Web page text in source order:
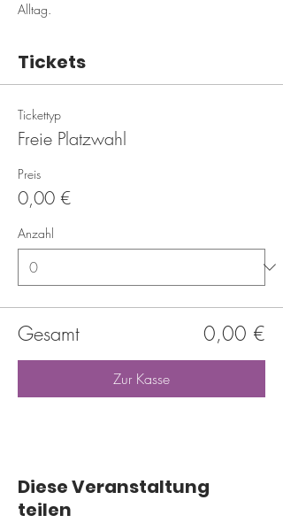
Alltag.
Tickets
Tickettyp
Freie Platzwahl
Preis
0,00 €
Anzahl
Gesamt 0,00 €
Zur Kasse
Diese Veranstaltung
teilen